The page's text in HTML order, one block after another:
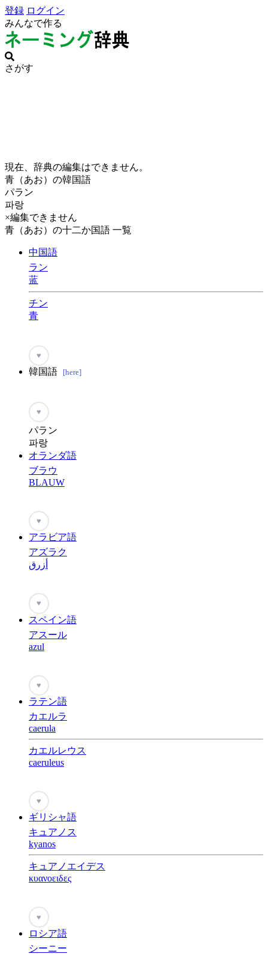
登録 ログイン
みんなで作る
さがす
現在、辞典の編集はできません。
青（あお）の韓国語
パラン
파랑
×編集できません
青（あお）の十二か国語 一覧
中国語
ラン
蓝
チン
青
♥
韓国語 [here]
♥
パラン
파랑
オランダ語
ブラウ
BLAUW
♥
アラビア語
アズラク
أزرق
♥
スペイン語
アスール
azul
♥
ラテン語
カエルラ
caerula
カエルレウス
caeruleus
♥
ギリシャ語
キュアノス
kyanos
キュアノエイデス
κυανοειδες
♥
ロシア語
シーニー